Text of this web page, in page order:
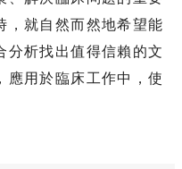
，就自然而然地希望能
分析找出值得信賴的文
應用於臨床工作中，使